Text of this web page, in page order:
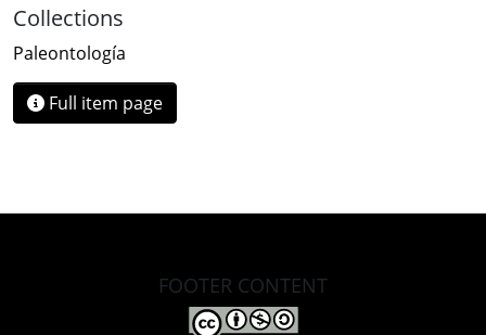
Collections
Paleontología
Full item page
FOOTER CONTENT